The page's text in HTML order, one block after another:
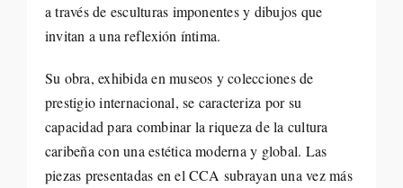
a través de esculturas imponentes y dibujos que
invitan a una reflexión íntima.
Su obra, exhibida en museos y colecciones de
prestigio internacional, se caracteriza por su
capacidad para combinar la riqueza de la cultura
caribeña con una estética moderna y global. Las
piezas presentadas en el CCA subrayan una vez más